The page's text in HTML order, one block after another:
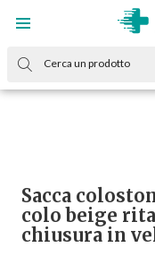
Sacca
colo beige
chiusura in